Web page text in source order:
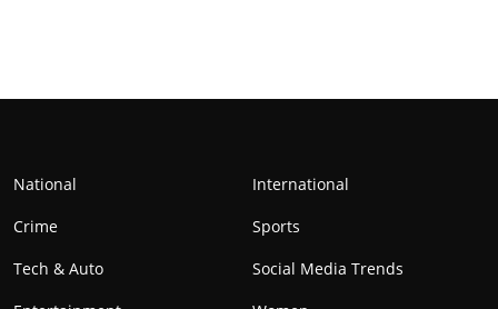
National
International
Crime
Sports
Tech & Auto
Social Media Trends